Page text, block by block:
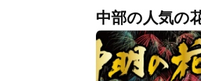
中部の人気の